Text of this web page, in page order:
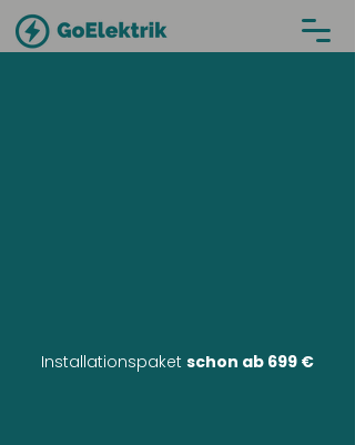
Installationspaket schon ab 699 €